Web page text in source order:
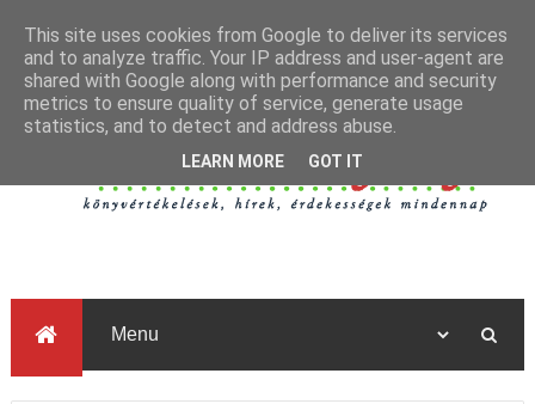
This site uses cookies from Google to deliver its services
and to analyze traffic. Your IP address and user-agent are
shared with Google along with performance and security
metrics to ensure quality of service, generate usage
statistics, and to detect and address abuse.
LEARN MORE GOT IT